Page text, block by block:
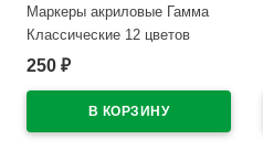
Маркеры акриловые Гамма
Классические 12 цветов
трехгранные пластиковый
250 ₽